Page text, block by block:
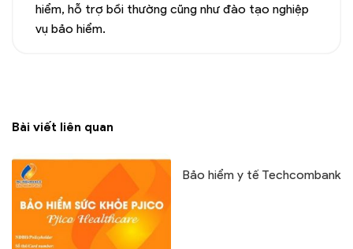
hiểm, hỗ trợ bồi thường cũng như đào tạo nghiệp
vụ bảo hiểm.
Bài viết liên quan
Bảo hiểm y tế Techcombank